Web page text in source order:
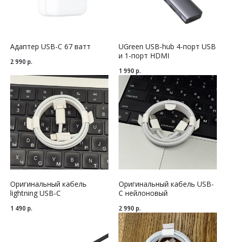
Адаптер USB-C 67 ватт
2 990 р.
UGreen USB-hub 4-порт USB
и 1-порт HDMI
1 990 р.
Оригинальный кабель
lightning USB-C
1 490 р.
Оригинальный кабель USB-
C нейлоновый
2 990 р.